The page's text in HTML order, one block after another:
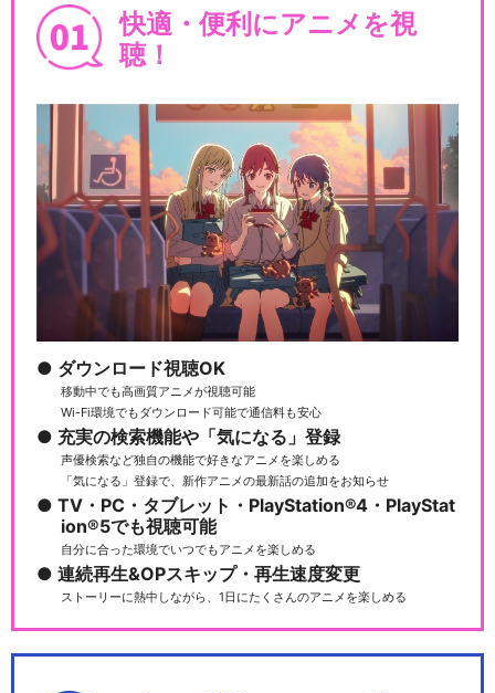
快適・便利にアニメを視
聴！
ダウンロード視聴OK
移動中でも高画質アニメが視聴可能
Wi-Fi環境でもダウンロード可能で通信料も安心
充実の検索機能や「気になる」登録
声優検索など独自の機能で好きなアニメを楽しめる
「気になる」登録で、新作アニメの最新話の追加をお知らせ
TV・PC・タブレット・PlayStation®4・PlayStat
ion®5でも視聴可能
自分に合った環境でいつでもアニメを楽しめる
連続再生&OPスキップ・再生速度変更
ストーリーに熱中しながら、1日にたくさんのアニメを楽しめる